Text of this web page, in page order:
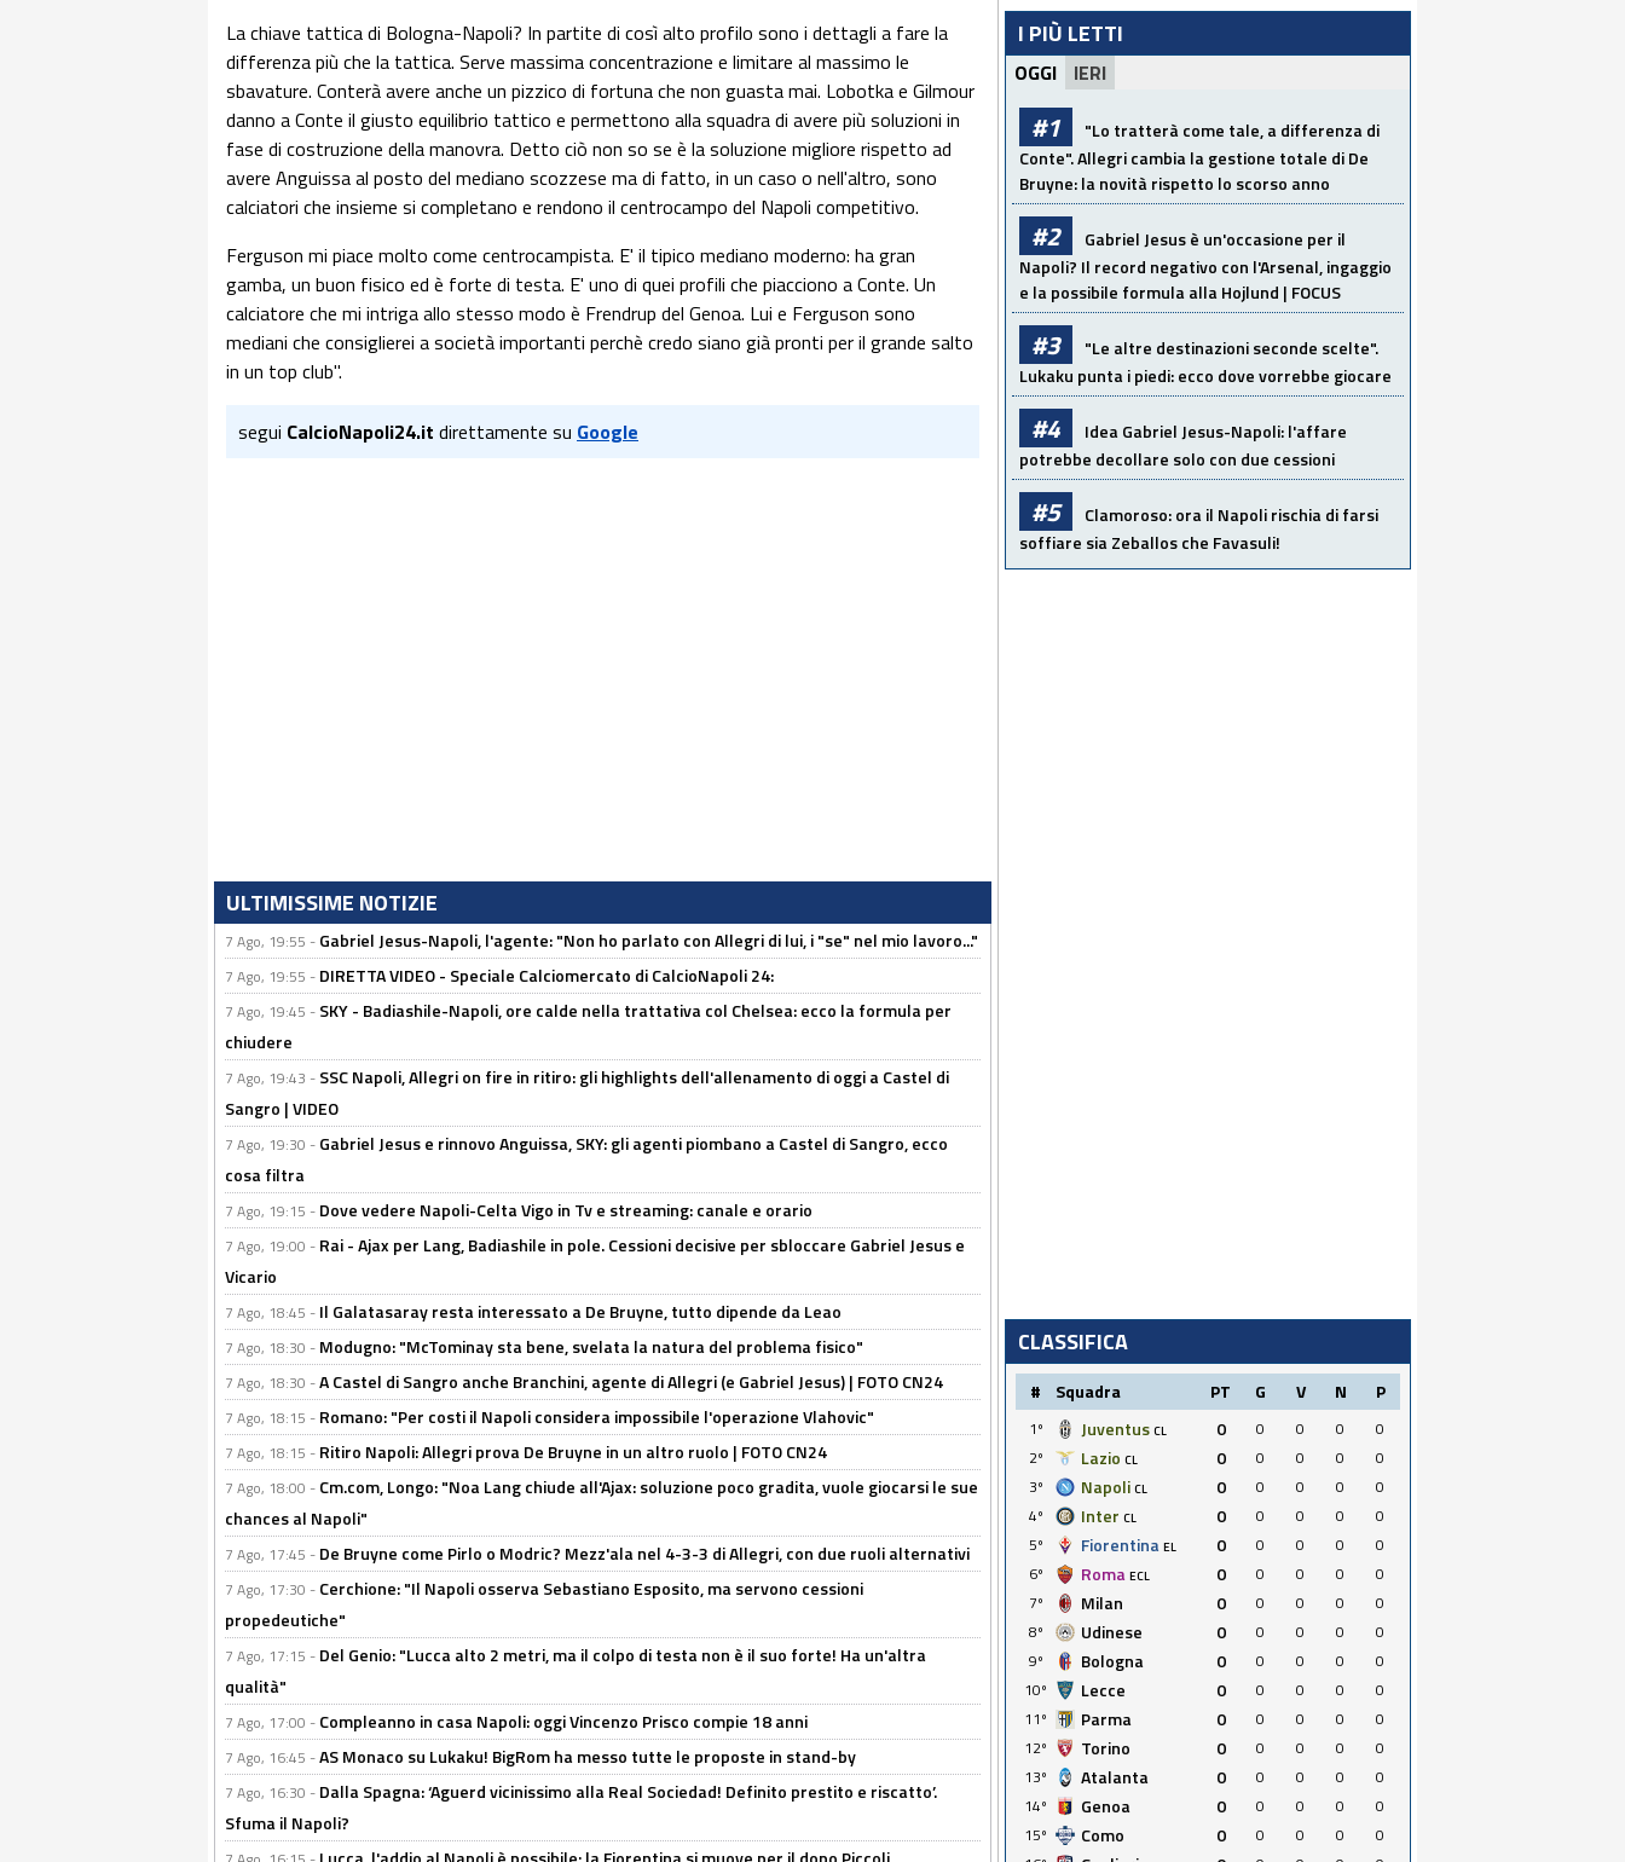
La chiave tattica di Bologna-Napoli? In partite di così alto profilo sono i dettagli a fare la
differenza più che la tattica. Serve massima concentrazione e limitare al massimo le
sbavature. Conterà avere anche un pizzico di fortuna che non guasta mai. Lobotka e Gilmour
danno a Conte il giusto equilibrio tattico e permettono alla squadra di avere più soluzioni in
fase di costruzione della manovra. Detto ciò non so se è la soluzione migliore rispetto ad
avere Anguissa al posto del mediano scozzese ma di fatto, in un caso o nell'altro, sono
calciatori che insieme si completano e rendono il centrocampo del Napoli competitivo.
Ferguson mi piace molto come centrocampista. E' il tipico mediano moderno: ha gran
gamba, un buon fisico ed è forte di testa. E' uno di quei profili che piacciono a Conte. Un
calciatore che mi intriga allo stesso modo è Frendrup del Genoa. Lui e Ferguson sono
mediani che consiglierei a società importanti perchè credo siano già pronti per il grande salto
in un top club".
segui CalcioNapoli24.it direttamente su Google
ULTIMISSIME NOTIZIE
7 Ago, 19:55 - Gabriel Jesus-Napoli, l'agente: "Non ho parlato con Allegri di lui, i "se" nel mio lavoro..."
7 Ago, 19:55 - DIRETTA VIDEO - Speciale Calciomercato di CalcioNapoli 24:
7 Ago, 19:45 - SKY - Badiashile-Napoli, ore calde nella trattativa col Chelsea: ecco la formula per
chiudere
7 Ago, 19:43 - SSC Napoli, Allegri on fire in ritiro: gli highlights dell'allenamento di oggi a Castel di
Sangro | VIDEO
7 Ago, 19:30 - Gabriel Jesus e rinnovo Anguissa, SKY: gli agenti piombano a Castel di Sangro, ecco
cosa filtra
7 Ago, 19:15 - Dove vedere Napoli-Celta Vigo in Tv e streaming: canale e orario
7 Ago, 19:00 - Rai - Ajax per Lang, Badiashile in pole. Cessioni decisive per sbloccare Gabriel Jesus e
Vicario
7 Ago, 18:45 - Il Galatasaray resta interessato a De Bruyne, tutto dipende da Leao
7 Ago, 18:30 - Modugno: "McTominay sta bene, svelata la natura del problema fisico"
7 Ago, 18:30 -A Castel di Sangro anche Branchini, agente di Allegri (e Gabriel Jesus) | FOTO CN24
7 Ago, 18:15 - Romano: "Per costi il Napoli considera impossibile l'operazione Vlahovic"
7 Ago, 18:15 - Ritiro Napoli: Allegri prova De Bruyne in un altro ruolo | FOTO CN24
7 Ago, 18:00 - Cm.com, Longo: "Noa Lang chiude all'Ajax: soluzione poco gradita, vuole giocarsi le sue
chances al Napoli"
7 Ago, 17:45 - De Bruyne come Pirlo o Modric? Mezz'ala nel 4-3-3 di Allegri, con due ruoli alternativi
7 Ago, 17:30 - Cerchione: "Il Napoli osserva Sebastiano Esposito, ma servono cessioni
propedeutiche"
7 Ago, 17:15 - Del Genio: "Lucca alto 2 metri, ma il colpo di testa non è il suo forte! Ha un'altra
qualità"
7 Ago, 17:00 - Compleanno in casa Napoli: oggi Vincenzo Prisco compie 18 anni
7 Ago, 16:45 -AS Monaco su Lukaku! BigRom ha messo tutte le proposte in stand-by
7 Ago, 16:30 - Dalla Spagna: ‘Aguerd vicinissimo alla Real Sociedad! Definito prestito e riscatto’.
Sfuma il Napoli?
I PIÙ LETTI
OGGI IERI
#1
"Lo tratterà come tale, a differenza di
Conte". Allegri cambia la gestione totale di De
Bruyne: la novità rispetto lo scorso anno
#2
Gabriel Jesus è un'occasione per il
Napoli? Il record negativo con l'Arsenal, ingaggio
e la possibile formula alla Hojlund | FOCUS
#3
"Le altre destinazioni seconde scelte".
Lukaku punta i piedi: ecco dove vorrebbe giocare
#4
Idea Gabriel Jesus-Napoli: l'affare
potrebbe decollare solo con due cessioni
#5
Clamoroso: ora il Napoli rischia di farsi
soffiare sia Zeballos che Favasuli!
CLASSIFICA
# Squadra PT G V N P
1º Juventus CL 0 0 0 0
0
2º
Lazio CL 0 0 0 0
0
3º
Napoli CL 0 0 0 0
0
4º
Inter CL 0 0 0 0
0
5º
Fiorentina EL 0 0 0 0
0
6º
Roma ECL 0 0 0 0
0
7º
Milan 0 0 0 0
0
8º
Udinese 0 0 0 0
0
9º
Bologna 0 0 0 0
0
10º
Lecce 0 0 0 0
0
11º
Parma 0 0 0 0
0
12º
Torino 0 0 0 0
0
13º
Atalanta 0 0 0 0
0
14º
Genoa 0 0 0 0
0
15º
Como 0 0 0 0
0